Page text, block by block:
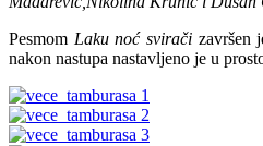
Pesmom Laku noć svirači završen
nakon nastupa nastavljeno je u